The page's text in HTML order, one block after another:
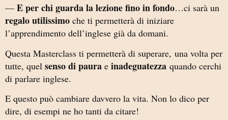
— E per chi guarda la lezione fino in fondo…ci sarà un
regalo utilissimo che ti permetterà di iniziare
l’apprendimento dell’inglese già da domani.
Questa Masterclass ti permetterà di superare, una volta per
tutte, quel senso di paura e inadeguatezza quando cerchi
di parlare inglese.
E questo può cambiare davvero la vita. Non lo dico per
dire, di esempi ne ho tanti da citare!